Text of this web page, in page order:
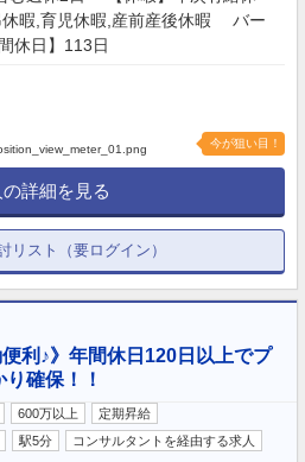
休暇,育児休暇,産前産後休暇 バー
休日】113日
今が狙い目！
詳細を見る
リスト（要ログイン）
利♪》年間休日120日以上でプ
確保！！
600万以上
定期昇給
駅5分 コンサルタントを経由する求人